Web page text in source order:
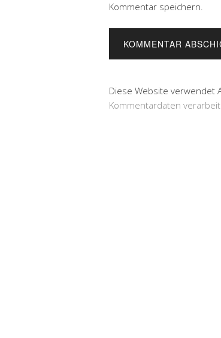
Kommentar speichern.
Diese Website verwendet
Kommentardaten